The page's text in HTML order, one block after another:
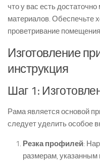
что у вас есть
материалов. Обеспечьте
проветривание
Изготовление
инструкция
Шаг 1:
Рама является основой
следует уделить особое
Резка профилей:
размерам, указанным